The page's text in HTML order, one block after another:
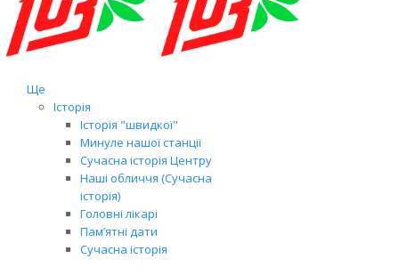
Ще
Історія
Історія "швидкої"
Минуле нашої станції
Сучасна історія Центру
Наші обличчя (Сучасна
історія)
Головні лікарі
Пам’ятні дати
Сучасна історія